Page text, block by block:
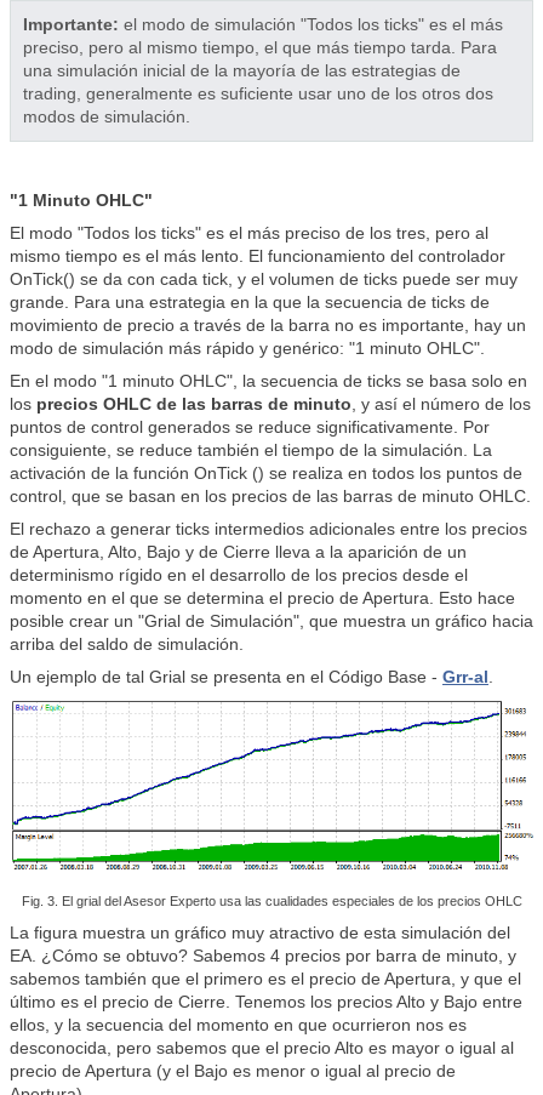
Importante: el modo de simulación "Todos los ticks" es el más
preciso, pero al mismo tiempo, el que más tiempo tarda. Para
una simulación inicial de la mayoría de las estrategias de
trading, generalmente es suficiente usar uno de los otros dos
modos de simulación.
"1 Minuto OHLC"
El modo "Todos los ticks" es el más preciso de los tres, pero al
mismo tiempo es el más lento. El funcionamiento del controlador
OnTick() se da con cada tick, y el volumen de ticks puede ser muy
grande. Para una estrategia en la que la secuencia de ticks de
movimiento de precio a través de la barra no es importante, hay un
modo de simulación más rápido y genérico: "1 minuto OHLC".
En el modo "1 minuto OHLC", la secuencia de ticks se basa solo en
los precios OHLC de las barras de minuto , y así el número de los
puntos de control generados se reduce significativamente. Por
consiguiente, se reduce también el tiempo de la simulación. La
activación de la función OnTick () se realiza en todos los puntos de
control, que se basan en los precios de las barras de minuto OHLC.
El rechazo a generar ticks intermedios adicionales entre los precios
de Apertura, Alto, Bajo y de Cierre lleva a la aparición de un
determinismo rígido en el desarrollo de los precios desde el
momento en el que se determina el precio de Apertura. Esto hace
posible crear un "Grial de Simulación", que muestra un gráfico hacia
arriba del saldo de simulación.
Un ejemplo de tal Grial se presenta en el Código Base - Grr-al
Fig. 3. El grial del Asesor Experto usa las cualidades especiales de los precios OHLC
La figura muestra un gráfico muy atractivo de esta simulación del
EA. ¿Cómo se obtuvo? Sabemos 4 precios por barra de minuto, y
sabemos también que el primero es el precio de Apertura, y que el
último es el precio de Cierre. Tenemos los precios Alto y Bajo entre
ellos, y la secuencia del momento en que ocurrieron nos es
desconocida, pero sabemos que el precio Alto es mayor o igual al
precio de Apertura (y el Bajo es menor o igual al precio de